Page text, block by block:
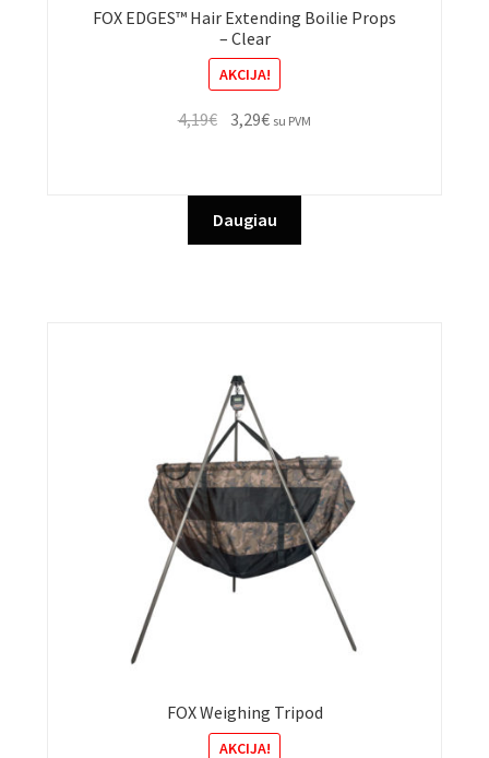
FOX EDGES™ Hair Extending Boilie Props
– Clear
AKCIJA!
4,19€ Original
4,19€.
3,29€Current
3,29€.
su PVM
Daugiau
FOX Weighing Tripod
AKCIJA!